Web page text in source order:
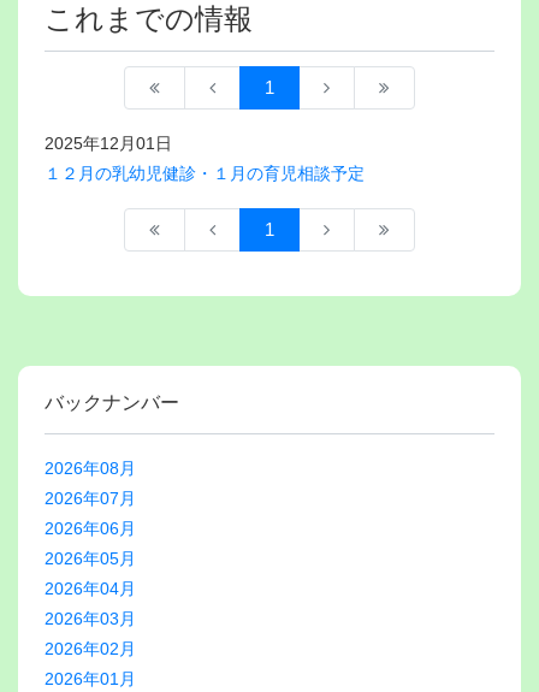
これまでの情報
1
2025年12月01日
１２月の乳幼児健診・１月の育児相談予定
1
バックナンバー
2026年08月
2026年07月
2026年06月
2026年05月
2026年04月
2026年03月
2026年02月
2026年01月